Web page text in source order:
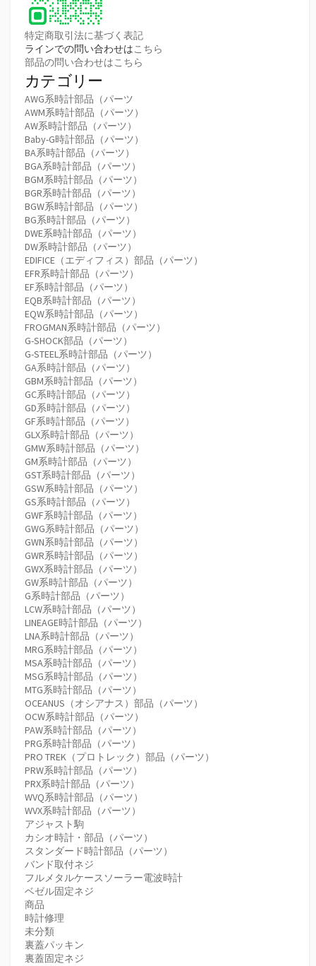
特定商取引法に基づく表記
ラインでの問い合わせはこちら
部品の問い合わせはこちら
カテゴリー
AWG系時計部品（パーツ
AWM系時計部品（パーツ）
AW系時計部品（パーツ）
Baby-G時計部品（パーツ）
BA系時計部品（パーツ）
BGA系時計部品（パーツ）
BGM系時計部品（パーツ）
BGR系時計部品（パーツ）
BGW系時計部品（パーツ）
BG系時計部品（パーツ）
DWE系時計部品（パーツ）
DW系時計部品（パーツ）
EDIFICE（エディフィス）部品（パーツ）
EFR系時計部品（パーツ）
EF系時計部品（パーツ）
EQB系時計部品（パーツ）
EQW系時計部品（パーツ）
FROGMAN系時計部品（パーツ）
G-SHOCK部品（パーツ）
G-STEEL系時計部品（パーツ）
GA系時計部品（パーツ）
GBM系時計部品（パーツ）
GC系時計部品（パーツ）
GD系時計部品（パーツ）
GF系時計部品（パーツ）
GLX系時計部品（パーツ）
GMW系時計部品（パーツ）
GM系時計部品（パーツ）
GST系時計部品（パーツ）
GSW系時計部品（パーツ）
GS系時計部品（パーツ）
GWF系時計部品（パーツ）
GWG系時計部品（パーツ）
GWN系時計部品（パーツ）
GWR系時計部品（パーツ）
GWX系時計部品（パーツ）
GW系時計部品（パーツ）
G系時計部品（パーツ）
LCW系時計部品（パーツ）
LINEAGE時計部品（パーツ）
LNA系時計部品（パーツ）
MRG系時計部品（パーツ）
MSA系時計部品（パーツ）
MSG系時計部品（パーツ）
MTG系時計部品（パーツ）
OCEANUS（オシアナス）部品（パーツ）
OCW系時計部品（パーツ）
PAW系時計部品（パーツ）
PRG系時計部品（パーツ）
PRO TREK（プロトレック）部品（パーツ）
PRW系時計部品（パーツ）
PRX系時計部品（パーツ）
WVQ系時計部品（パーツ）
WVX系時計部品（パーツ）
アジャスト駒
カシオ時計・部品（パーツ）
スタンダード時計部品（パーツ）
バンド取付ネジ
フルメタルケースソーラー電波時計
ベゼル固定ネジ
商品
時計修理
未分類
裏蓋パッキン
裏蓋固定ネジ